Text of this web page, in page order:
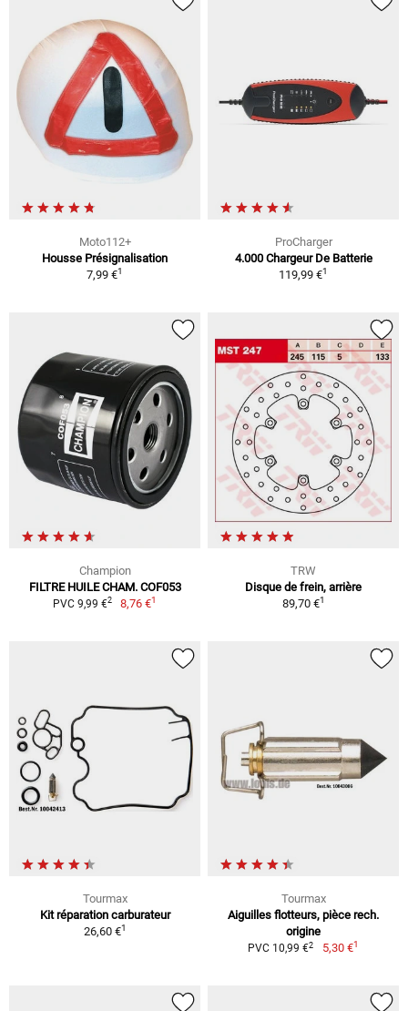
Moto112+
Housse Présignalisation
7,99 €1
ProCharger
4.000 Chargeur De Batterie
119,99 €1
Champion
FILTRE HUILE CHAM. COF053
PVC 9,99 €2 8,76 €1
TRW
Disque de frein, arrière
89,70 €1
Tourmax
Kit réparation carburateur
26,60 €1
Tourmax
Aiguilles flotteurs, pièce rech.
origine
PVC 10,99 €2 5,30 €1